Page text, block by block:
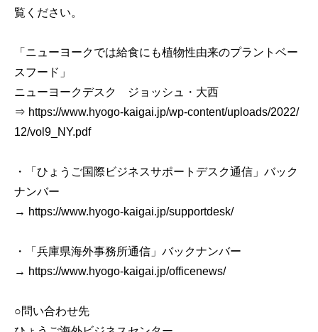
覧ください。
「ニューヨークでは給食にも植物性由来のプラントベー
スフード」
ニューヨークデスク ジョッシュ・大西
⇒ https://www.hyogo-kaigai.jp/wp-content/uploads/2022/
12/vol9_NY.pdf
・「ひょうご国際ビジネスサポートデスク通信」バック
ナンバー
→ https://www.hyogo-kaigai.jp/supportdesk/
・「兵庫県海外事務所通信」バックナンバー
→ https://www.hyogo-kaigai.jp/officenews/
○問い合わせ先